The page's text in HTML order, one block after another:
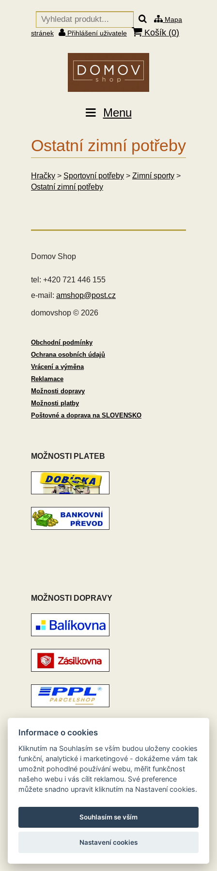
Mapa
stránek
Přihlášení uživatele Košík (0)
Menu
Ostatní zimní potřeby
Hračky > Sportovní potřeby > Zimní sporty >
Ostatní zimní potřeby
Domov Shop
tel: +420 721 446 155
e-mail: amshop@post.cz
domovshop © 2026
Obchodní podmínky
Ochrana osobních údajů
Vrácení a výměna
Reklamace
Možnosti dopravy
Možnosti platby
Poštovné a doprava na SLOVENSKO
MOŽNOSTI PLATEB
MOŽNOSTI DOPRAVY
Informace o cookies
Kliknutím na Souhlasím se vším budou uloženy cookies
funkční, analytické i marketingové - dokážeme vám tak
umožnit pohodlné používání webu, měřit funkčnost
našeho webu i vás cílit reklamou. Své preference
můžete snadno upravit kliknutím na Nastavení cookies.
Souhlasím se vším
Nastavení cookies